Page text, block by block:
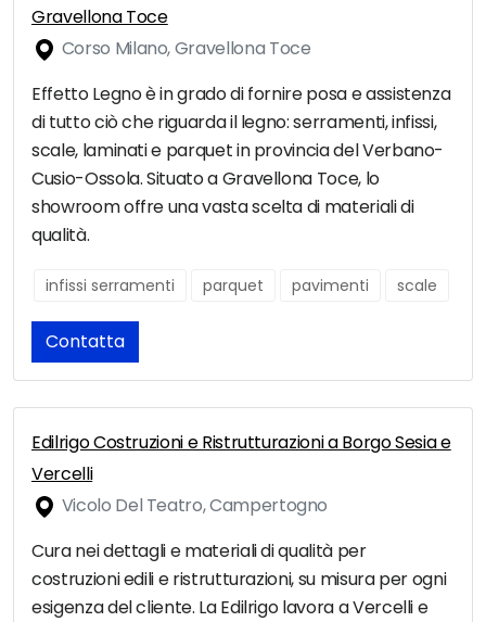
Gravellona Toce
Corso Milano, Gravellona Toce
Effetto Legno è in grado di fornire posa e assistenza
di tutto ciò che riguarda il legno: serramenti, infissi,
scale, laminati e parquet in provincia del Verbano-
Cusio-Ossola. Situato a Gravellona Toce, lo
showroom offre una vasta scelta di materiali di
qualità.
infissi serramenti parquet pavimenti scale
Contatta
Edilrigo Costruzioni e Ristrutturazioni a Borgo Sesia e
Vercelli
Vicolo Del Teatro, Campertogno
Cura nei dettagli e materiali di qualità per
costruzioni edili e ristrutturazioni, su misura per ogni
esigenza del cliente. La Edilrigo lavora a Vercelli e